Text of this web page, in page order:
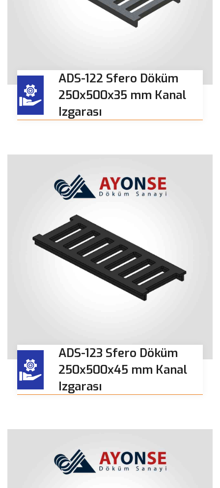
ADS-122 Sfero Döküm
250x500x35 mm Kanal
Izgarası
ADS-123 Sfero Döküm
250x500x45 mm Kanal
Izgarası